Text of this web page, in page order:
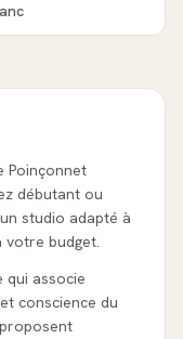
Poinçonnet
débutant ou
studio adapté à
votre budget.
qui associe
conscience du